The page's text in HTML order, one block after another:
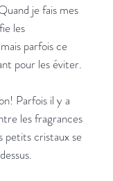
je fais mes
les
parfois ce
pour les éviter.
Parfois il y a
les fragrances
petits cristaux se